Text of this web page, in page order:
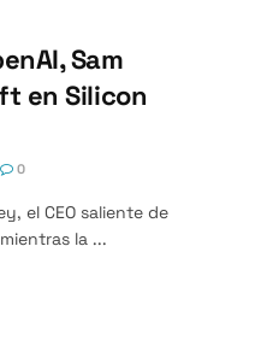
Sam
en Silicon
0
el CEO saliente de
la ...